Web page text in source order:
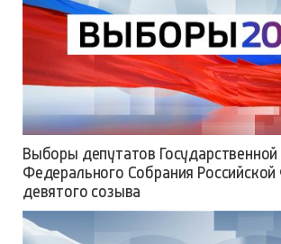
Выборы депутатов
Федерального Собрания
девятого созыва